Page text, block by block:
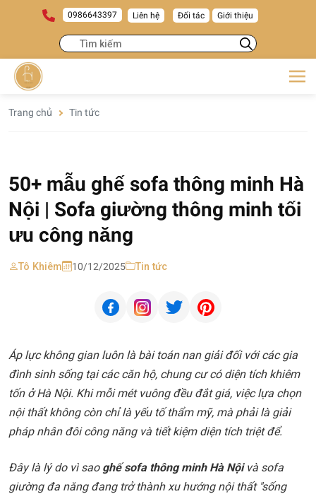
0986643397 Liên hệ Đối tác Giới thiệu
Trang chủ Tin tức
50+ mẫu ghế sofa thông minh Hà
Nội | Sofa giường thông minh tối
ưu công năng
Tô Khiêm 10/12/2025 Tin tức
Áp lực không gian luôn là bài toán nan giải đối với các gia
đình sinh sống tại các căn hộ, chung cư có diện tích khiêm
tốn ở Hà Nội. Khi mỗi mét vuông đều đắt giá, việc lựa chọn
nội thất không còn chỉ là yếu tố thẩm mỹ, mà phải là giải
pháp nhân đôi công năng và tiết kiệm diện tích triệt để.
Đây là lý do vì sao ghế sofa thông minh Hà Nộivà sofa
giường đa năng đang trở thành xu hướng nội thất "sống